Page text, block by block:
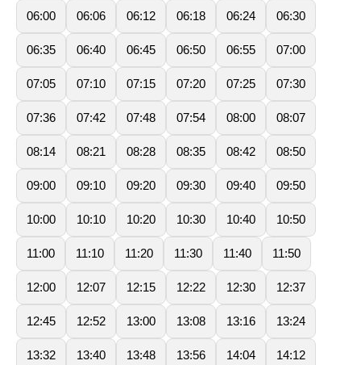
06:00 06:06 06:12 06:18 06:24 06:30
06:35 06:40 06:45 06:50 06:55 07:00
07:05 07:10 07:15 07:20 07:25 07:30
07:36 07:42 07:48 07:54 08:00 08:07
08:14 08:21 08:28 08:35 08:42 08:50
09:00 09:10 09:20 09:30 09:40 09:50
10:00 10:10 10:20 10:30 10:40 10:50
11:00 11:10 11:20 11:30 11:40 11:50
12:00 12:07 12:15 12:22 12:30 12:37
12:45 12:52 13:00 13:08 13:16 13:24
13:32 13:40 13:48 13:56 14:04 14:12